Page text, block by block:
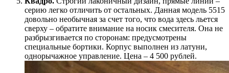
серию легко отличить от остальных. Данная модель 5515
довольно необычная за счет того, что вода здесь льется
сверху – обратите внимание на носик смесителя. Она не
разбрызгивается по сторонам: предусмотрены
специальные бортики. Корпус выполнен из латуни,
однорычажное управление. Цена – 4 500 рублей.